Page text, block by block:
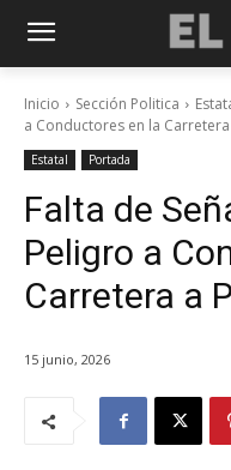
Inicio Sección Politica
a Conductores en la Carretera
Estatal Portada
Falta de
Peligro a
Carretera a
15 junio, 2026